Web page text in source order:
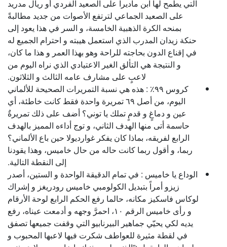
التي يطمح لها ابن ماديرا على الصعيد الفردي أو ريال مدريد
على الصعيد الجماعي لترتفع الأصوات من جديد مطالبةً
بمنحه الكرة الذهبية الخامسة، و السر في هذا يعود إلى
حنكة زيدان المدرب الذي استعمل هيبته و احترام الجميع له
في إقناع الدون بحاجته للراحة وهو بهذا العمر و هذا ما كان،
و النتيجة هي التألق الغير الاعتيادي الذي نراه اليوم من
لاعبٍ على مشارف عامه الثالث و الثلاثون.
كروس ٩٩٪ : هذه هي نسبة التمريرات الصحيحة للألماني
اليوم، من أصل ٦٩ تمريرة واحدة فقط كانت خاطئة، أي
عين و دماغٍ و قدمٍ تملك يا توني؟ أضف على ذلك تمريرةٌ
حاسمة أتى منها الهدف الثاني، و توج أداءه المميز بالهدف
الرابع لفريقه، بماذا كان يفكر غوارديولا حين باع الألماني؟
ربما، و أقول ربما كانت حاله من حال خاميس، وهذا يقودنا
إلى النقطة التالية.
الوداع يا خاميس : في تمام الدقيقة الواحدة و الستين، أصدر
زيزو أمراً بتبديل الكولومبي خاميس رودريغز و إشراك
لوكاس فاسكيز مكانه، حالما رفع الحكم الرابع لوحة الأرقام
و رأى خاميس الرقم ١٠، احمرَّ وجهه و أدمعت عيناه، رفع
يديه لكي يحيّي جماهير البيرنابيو التي وقفت جميعها تصفق
في لقطة مثيرة للعواطف شكرت فيها لاعبها المحبوب و